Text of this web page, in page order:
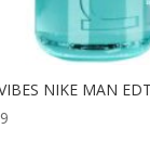
NIKE MAN
Rango